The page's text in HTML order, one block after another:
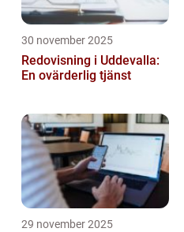
30 november 2025
Redovisning i Uddevalla:
En ovärderlig tjänst
29 november 2025